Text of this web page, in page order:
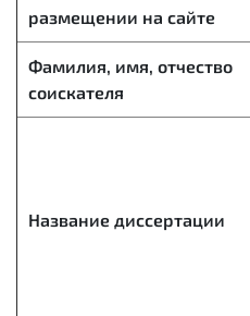
размещении на сайте
Фамилия, имя, отчество
соискателя
Название диссертации